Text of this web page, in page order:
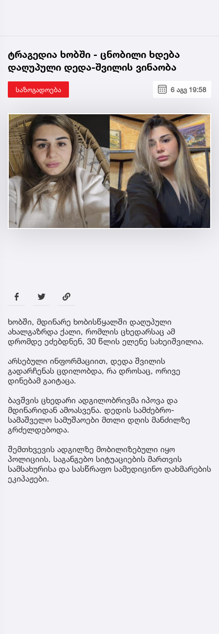
ტრაგედია ხობში - ცნობილი ხდება
დაღუპული დედა-შვილის ვინაობა
საზოგადოება 6 აგვ 19:58
ხობში, მდინარე ხობისწყალში დაღუპული
ახალგაზრდა ქალი, რომლის ცხედარსაც ამ
დრომდე ეძებდნენ, 30 წლის ელენე სახეიშვილია.
არსებული ინფორმაციით, დედა შვილის
გადარჩენას ცდილობდა, რა დროსაც, ორივე
დინებამ გაიტაცა.
ბავშვის ცხედარი ადგილობრივმა იპოვა და
მდინარიდან ამოასვენა. დედის სამძებრო-
სამაშველო სამუშაოები მთლი დღის მანძილზე
გრძელდებოდა.
შემთხვევის ადგილზე მობილიზებული იყო
პოლიციის, საგანგებო სიტუაციების მართვის
სამსახურისა და სასწრაფო სამედიცინო დახმარების
ეკიპაჟები.